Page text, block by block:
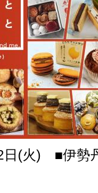
日(火) ■伊勢